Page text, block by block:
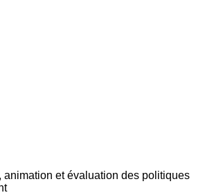
animation et évaluation des politiques